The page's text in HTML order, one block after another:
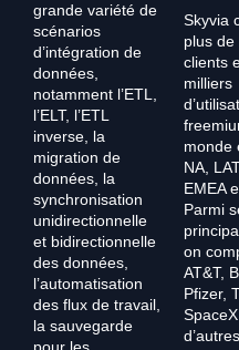
grande variété de
scénarios
d’intégration de
données,
notamment l’ETL,
l’ELT, l’ETL
inverse, la
migration de
données, la
synchronisation
unidirectionnelle
et bidirectionnelle
des données,
l’automatisation
des flux de travail,
la sauvegarde
Skyvia
plus de
clients
milliers
monde
NA,
EMEA
Parmi
on
AT&T,
Pfizer,
d’autres.